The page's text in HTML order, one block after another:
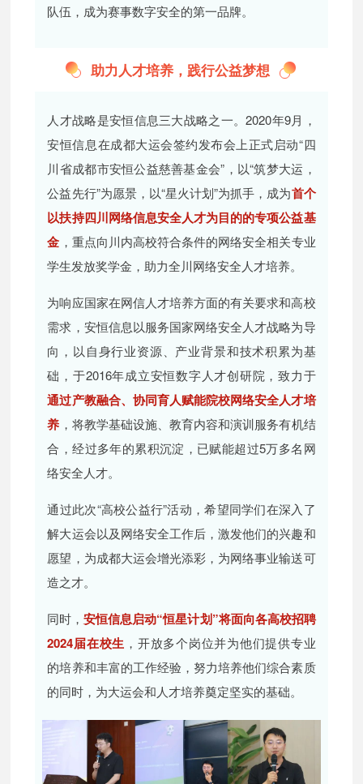
队伍，成为赛事数字安全的第一品牌。
助力人才培养，践行公益梦想
人才战略是安恒信息三大战略之一。2020年9月，
安恒信息在成都大运会签约发布会上正式启动“四
川省成都市安恒公益慈善基金会”，以“筑梦大运，
公益先行”为愿景，以“星火计划”为抓手，成为首个
以扶持四川网络信息安全人才为目的的专项公益基
金 ，重点向川内高校符合条件的网络安全相关专业
学生发放奖学金，助力全川网络安全人才培养。
为响应国家在网信人才培养方面的有关要求和高校
需求，安恒信息以服务国家网络安全人才战略为导
向，以自身行业资源、产业背景和技术积累为基
础，于2016年成立安恒数字人才创研院，致力于
通过产教融合、协同育人赋能院校网络安全人才培
养 ，将教学基础设施、教育内容和演训服务有机结
合，经过多年的累积沉淀，已赋能超过5万多名网
络安全人才。
通过此次“高校公益行”活动，希望同学们在深入了
解大运会以及网络安全工作后，激发他们的兴趣和
愿望，为成都大运会增光添彩，为网络事业输送可
造之才。
同时，安恒信息启动“恒星计划”将面向各高校招聘
2024届在校生 ，开放多个岗位并为他们提供专业
的培养和丰富的工作经验，努力培养他们综合素质
的同时，为大运会和人才培养奠定坚实的基础。